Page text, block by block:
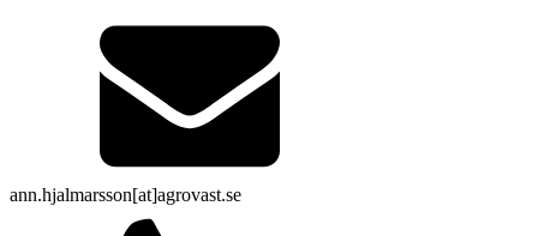
ann.hjalmarsson[at]agrovast.se